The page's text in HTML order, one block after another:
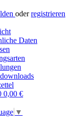
oderregistrieren
Daten
0,00 €
▼